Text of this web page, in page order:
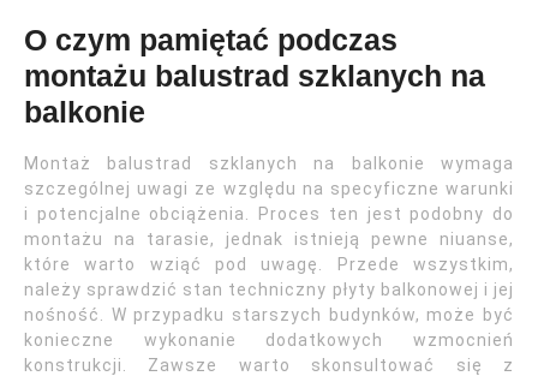
O czym pamiętać podczas
montażu balustrad szklanych na
balkonie
Montaż balustrad szklanych na balkonie wymaga
szczególnej uwagi ze względu na specyficzne warunki
i potencjalne obciążenia. Proces ten jest podobny do
montażu na tarasie, jednak istnieją pewne niuanse,
które warto wziąć pod uwagę. Przede wszystkim,
należy sprawdzić stan techniczny płyty balkonowej i jej
nośność. W przypadku starszych budynków, może być
konieczne wykonanie dodatkowych wzmocnień
konstrukcji. Zawsze warto skonsultować się z